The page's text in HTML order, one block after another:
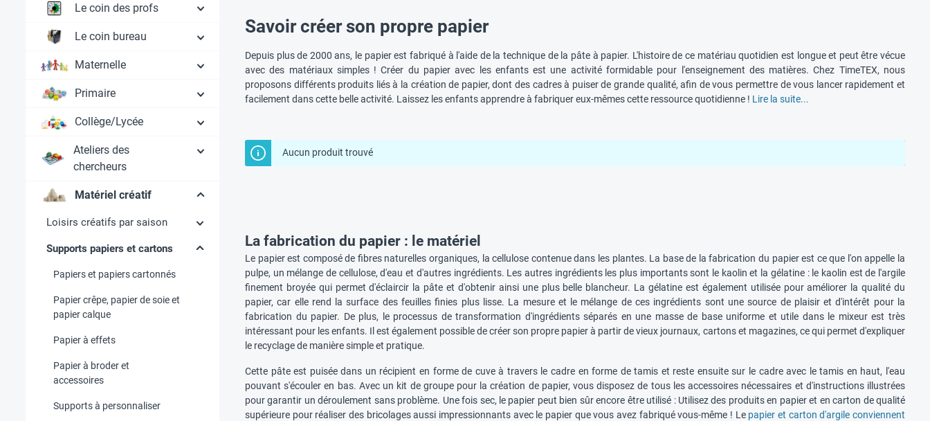
Le coin des profs
Le coin bureau
Maternelle
Primaire
Collège/Lycée
Ateliers des
chercheurs
Matériel créatif
Loisirs créatifs par saison
Supports papiers et cartons
Papiers et papiers cartonnés
Papier crêpe, papier de soie et
papier calque
Papier à effets
Papier à broder et
accessoires
Supports à personnaliser
Savoir créer son propre papier
Depuis plus de 2000 ans, le papier est fabriqué à l'aide de la technique de la pâte à papier. L'histoire de ce matériau quotidien est longue et peut être vécue
avec des matériaux simples ! Créer du papier avec les enfants est une activité formidable pour l'enseignement des matières. Chez TimeTEX, nous
proposons différents produits liés à la création de papier, dont des cadres à puiser de grande qualité, afin de vous permettre de vous lancer rapidement et
facilement dans cette belle activité. Laissez les enfants apprendre à fabriquer eux-mêmes cette ressource quotidienne ! Lire la suite...
Aucun produit trouvé
La fabrication du papier : le matériel
Le papier est composé de fibres naturelles organiques, la cellulose contenue dans les plantes. La base de la fabrication du papier est ce que l'on appelle la
pulpe, un mélange de cellulose, d'eau et d'autres ingrédients. Les autres ingrédients les plus importants sont le kaolin et la gélatine : le kaolin est de l'argile
finement broyée qui permet d'éclaircir la pâte et d'obtenir ainsi une plus belle blancheur. La gélatine est également utilisée pour améliorer la qualité du
papier, car elle rend la surface des feuilles finies plus lisse. La mesure et le mélange de ces ingrédients sont une source de plaisir et d'intérêt pour la
fabrication du papier. De plus, le processus de transformation d'ingrédients séparés en une masse de base uniforme et utile dans le mixeur est très
intéressant pour les enfants. Il est également possible de créer son propre papier à partir de vieux journaux, cartons et magazines, ce qui permet d'expliquer
le recyclage de manière simple et pratique.
Cette pâte est puisée dans un récipient en forme de cuve à travers le cadre en forme de tamis et reste ensuite sur le cadre avec le tamis en haut, l'eau
pouvant s'écouler en bas. Avec un kit de groupe pour la création de papier, vous disposez de tous les accessoires nécessaires et d'instructions illustrées
pour garantir un déroulement sans problème. Une fois sec, le papier peut bien sûr encore être utilisé : Utilisez des produits en papier et en carton de qualité
supérieure pour réaliser des bricolages aussi impressionnants avec le papier que vous avez fabriqué vous-même ! Le papier et carton d'argile conviennent